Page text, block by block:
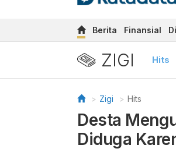
Berita Finansial
ZIGI Hits
Zigi Hits
Desta
Diduga